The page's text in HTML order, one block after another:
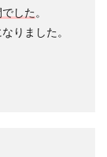
した。
りました。